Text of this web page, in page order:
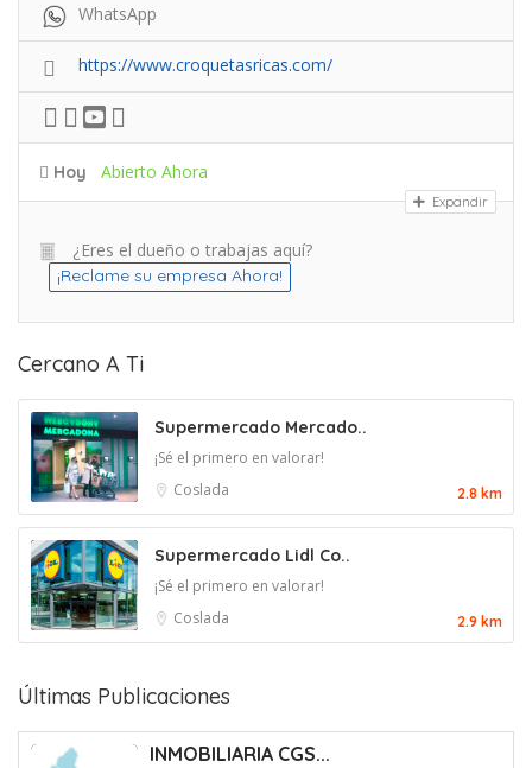
WhatsApp
https://www.croquetasricas.com/
Hoy Abierto Ahora
Expandir
¿Eres el dueño o trabajas aquí?
¡Reclame su empresa Ahora!
Cercano A Ti
Supermercado Mercado..
¡Sé el primero en valorar!
Coslada
2.8 km
Supermercado Lidl Co..
¡Sé el primero en valorar!
Coslada
2.9 km
Últimas Publicaciones
INMOBILIARIA CGS...